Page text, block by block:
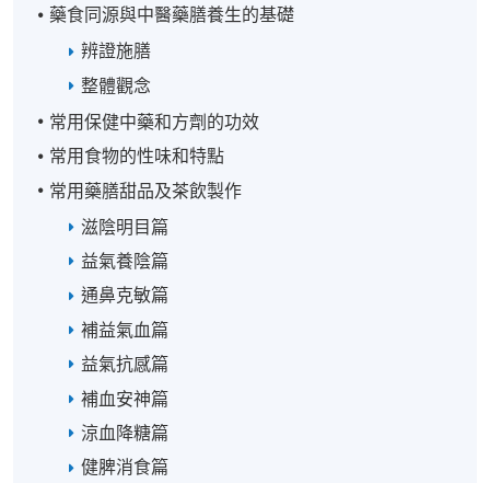
藥食同源與中醫藥膳養生的基礎
辨證施膳
整體觀念
常用保健中藥和方劑的功效
常用食物的性味和特點
常用藥膳甜品及茶飲製作
滋陰明目篇
益氣養陰篇
通鼻克敏篇
補益氣血篇
益氣抗感篇
補血安神篇
涼血降糖篇
健脾消食篇